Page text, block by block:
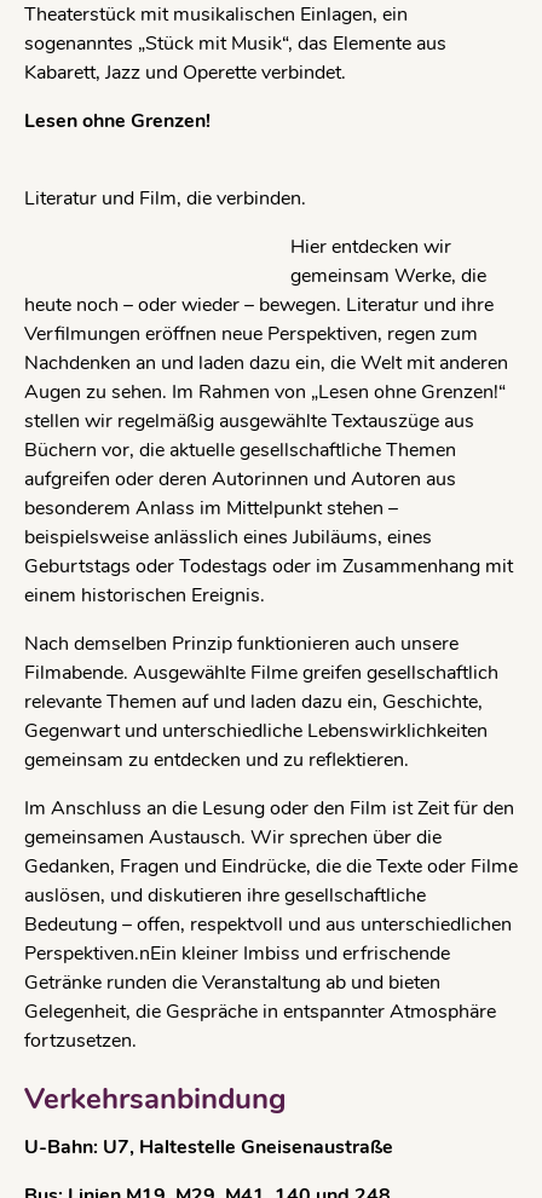
Theaterstück mit musikalischen Einlagen, ein
sogenanntes „Stück mit Musik“, das Elemente aus
Kabarett, Jazz und Operette verbindet.
Lesen ohne Grenzen!
Literatur und Film, die verbinden.
Hier entdecken wir
gemeinsam Werke, die
heute noch – oder wieder – bewegen. Literatur und ihre
Verfilmungen eröffnen neue Perspektiven, regen zum
Nachdenken an und laden dazu ein, die Welt mit anderen
Augen zu sehen. Im Rahmen von „Lesen ohne Grenzen!“
stellen wir regelmäßig ausgewählte Textauszüge aus
Büchern vor, die aktuelle gesellschaftliche Themen
aufgreifen oder deren Autorinnen und Autoren aus
besonderem Anlass im Mittelpunkt stehen –
beispielsweise anlässlich eines Jubiläums, eines
Geburtstags oder Todestags oder im Zusammenhang mit
einem historischen Ereignis.
Nach demselben Prinzip funktionieren auch unsere
Filmabende. Ausgewählte Filme greifen gesellschaftlich
relevante Themen auf und laden dazu ein, Geschichte,
Gegenwart und unterschiedliche Lebenswirklichkeiten
gemeinsam zu entdecken und zu reflektieren.
Im Anschluss an die Lesung oder den Film ist Zeit für den
gemeinsamen Austausch. Wir sprechen über die
Gedanken, Fragen und Eindrücke, die die Texte oder Filme
auslösen, und diskutieren ihre gesellschaftliche
Bedeutung – offen, respektvoll und aus unterschiedlichen
Perspektiven.nEin kleiner Imbiss und erfrischende
Getränke runden die Veranstaltung ab und bieten
Gelegenheit, die Gespräche in entspannter Atmosphäre
fortzusetzen.
Verkehrsanbindung
U-Bahn: U7, Haltestelle Gneisenaustraße